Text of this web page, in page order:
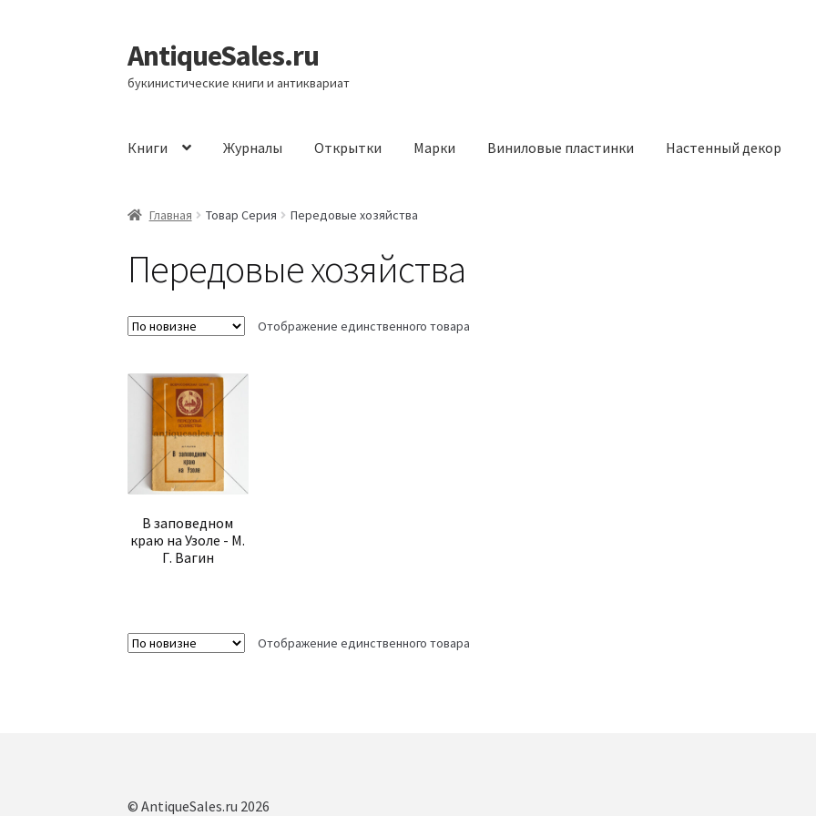
Перейти
к
навигации
Перейти
к
содержимому
AntiqueSales.ru
букинистические книги и антиквариат
Книги Журналы Открытки Марки Виниловые пластинки Настенный декор
ГлавнаяГлавная Товар Серия Передовые хозяйства
Передовые хозяйства
Отображение единственного товара
В заповедном
краю на Узоле - М.
Г. Вагин
Отображение единственного товара
© AntiqueSales.ru 2026